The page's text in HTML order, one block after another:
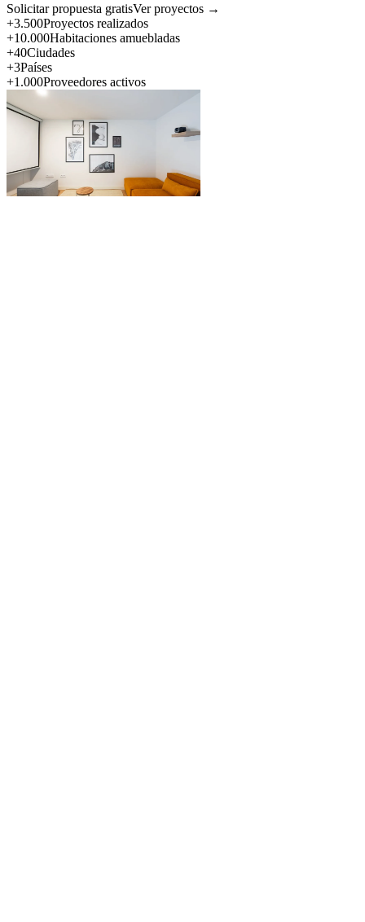
Solicitar propuesta gratisVer proyectos →
+3.500Proyectos realizados
+10.000Habitaciones amuebladas
+40Ciudades
+3Países
+1.000Proveedores activos